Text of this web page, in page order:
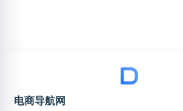
电商导航网